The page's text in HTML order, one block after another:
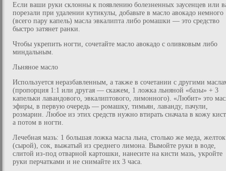
Если ваши руки склонны к появлению болезненных заусенцев или
порезали при удалении кутикулы, добавьте в масло авокадо немного
(всего пару капель) масла эвкалипта либо ромашки — это средство
быстро затянет ранки.
Чтобы укрепить ногти, сочетайте масло авокадо с оливковым либо
миндальным.
Льняное масло
Используется неразбавленным, а также в сочетании с другими
(пропорция 1:1 или другая — скажем, 1 ложка льняной «базы» + 3
капельки лавандового, эвкалиптового, лимонного). «Любит» это
эфиры, в первую очередь — ромашку, тимьян, лаванду, пачули,
розмарин. Любое из этих средств нужно втирать сначала в кожу
а потом в ногти.
Лечебная мазь: 1 большая ложка масла льна, столько же меда, желток
(сырой), сок, выжатый из среднего лимона. Вымойте руки в воде,
слитой из-под отварной картошки, нанесите на кисти мазь, укройте
руки перчатками и не снимайте их 3 часа.